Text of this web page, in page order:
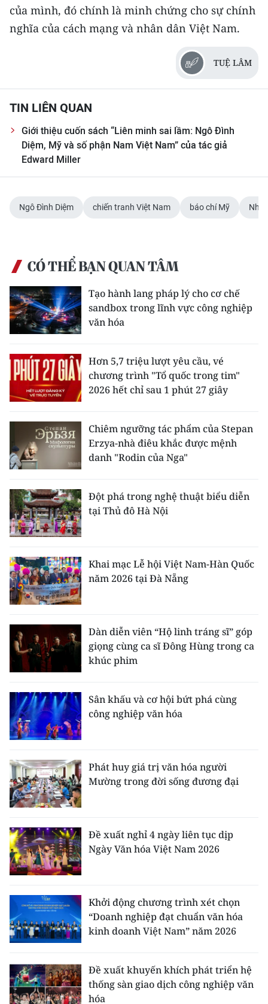
của mình, đó chính là minh chứng cho sự chính
nghĩa của cách mạng và nhân dân Việt Nam.
TUỆ LÂM
TIN LIÊN QUAN
Giới thiệu cuốn sách “Liên minh sai lầm: Ngô Đình
Diệm, Mỹ và số phận Nam Việt Nam” của tác giả
Edward Miller
Ngô Đình Diệm chiến tranh Việt Nam báo chí Mỹ Nhà
CÓ THỂ BẠN QUAN TÂM
Tạo hành lang pháp lý cho cơ chế
sandbox trong lĩnh vực công nghiệp
văn hóa
Hơn 5,7 triệu lượt yêu cầu, vé
chương trình "Tổ quốc trong tim"
2026 hết chỉ sau 1 phút 27 giây
Chiêm ngưỡng tác phẩm của Stepan
Erzya-nhà điêu khắc được mệnh
danh "Rodin của Nga"
Đột phá trong nghệ thuật biểu diễn
tại Thủ đô Hà Nội
Khai mạc Lễ hội Việt Nam-Hàn Quốc
năm 2026 tại Đà Nẵng
Dàn diễn viên “Hộ linh tráng sĩ” góp
giọng cùng ca sĩ Đông Hùng trong ca
khúc phim
Sân khấu và cơ hội bứt phá cùng
công nghiệp văn hóa
Phát huy giá trị văn hóa người
Mường trong đời sống đương đại
Đề xuất nghỉ 4 ngày liên tục dịp
Ngày Văn hóa Việt Nam 2026
Khởi động chương trình xét chọn
“Doanh nghiệp đạt chuẩn văn hóa
kinh doanh Việt Nam” năm 2026
Đề xuất khuyến khích phát triển hệ
thống sàn giao dịch công nghiệp văn
hóa